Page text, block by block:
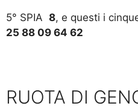
5° SPIA 8, e questi i
25 88 09 64 62
RUOTA DI